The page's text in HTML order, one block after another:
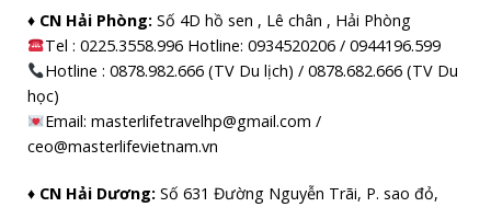
♦ CN Hải Phòng: Số 4D hồ sen , Lê chân , Hải Phòng
Tel : 0225.3558.996 Hotline: 0934520206 / 0944196.599
Hotline : 0878.982.666 (TV Du lịch) / 0878.682.666 (TV Du
học)
Email: masterlifetravelhp@gmail.com /
ceo@masterlifevietnam.vn
♦ CN Hải Dương: Số 631 Đường Nguyễn Trãi, P. sao đỏ,